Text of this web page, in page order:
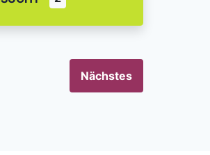
Nächstes